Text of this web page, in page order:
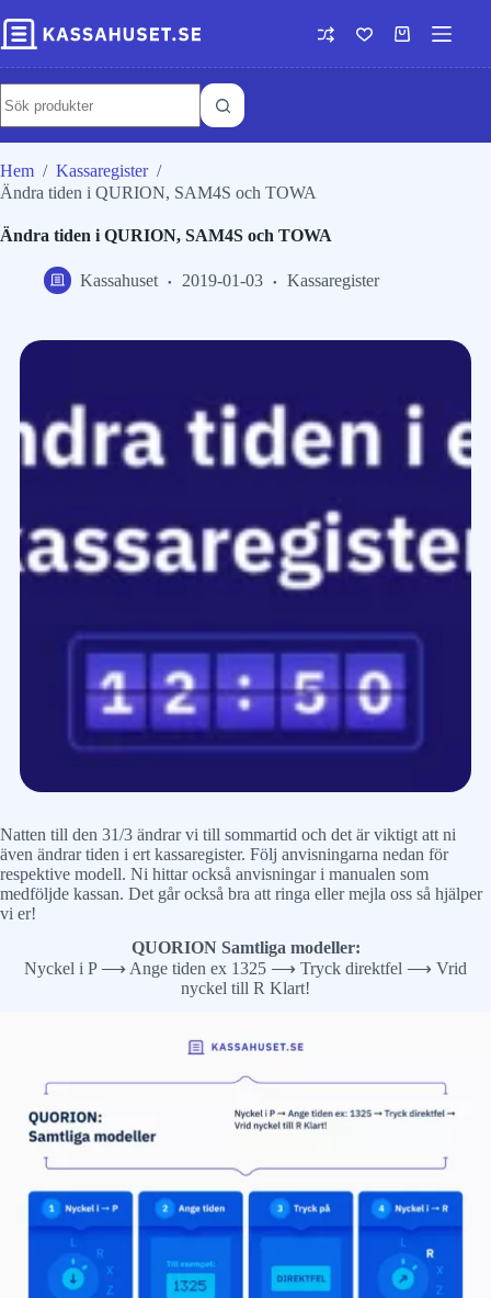
Hem / Kassaregister /
Ändra tiden i QURION, SAM4S och TOWA
Ändra tiden i QURION, SAM4S och TOWA
Kassahuset 2019-01-03 Kassaregister
Natten till den 31/3 ändrar vi till sommartid och det är viktigt att ni
även ändrar tiden i ert kassaregister. Följ anvisningarna nedan för
respektive modell. Ni hittar också anvisningar i manualen som
medföljde kassan. Det går också bra att ringa eller mejla oss så hjälper
vi er!
QUORION Samtliga modeller:
Nyckel i P ⟶ Ange tiden ex 1325 ⟶ Tryck direktfel ⟶ Vrid
nyckel till R Klart!